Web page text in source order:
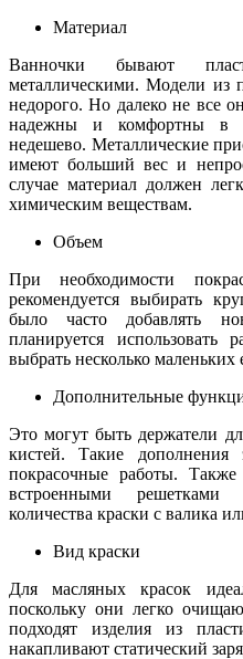
Материал
Ванночки бывают
металлическими. Модели из
недорого. Но далеко не все
надежны и комфортны в
недешево. Металлические
имеют больший вес и
случае материал должен
химическим веществам.
Объем
При необходимости
рекомендуется выбирать
было часто добавлять
планируется использовать
выбрать несколько маленьких
Дополнительные
Это могут быть держатели
кистей. Такие
покрасочные работы.
встроенными решетками
количества краски с валика
Вид краски
Для масляных красок
поскольку они легко
подходят изделия из
накапливают статический